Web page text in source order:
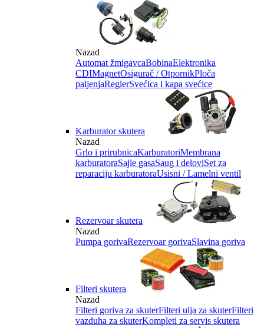
Nazad
Automat žmigavcaBobinaElektronika
CDIMagnetOsigurač / OtpornikPloča
paljenjaReglerSvećica i kapa svećice
Karburator skutera
Nazad
Grlo i prirubnicaKarburatoriMembrana
karburatoraSajle gasaSaug i deloviSet za
reparaciju karburatoraUsisni / Lamelni ventil
Rezervoar skutera
Nazad
Pumpa gorivaRezervoar gorivaSlavina goriva
Filteri skutera
Nazad
Filteri goriva za skuterFilteri ulja za skuterFilteri
vazduha za skuterKompleti za servis skutera